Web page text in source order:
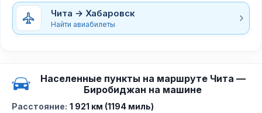
Чита → Хабаровск
Найти авиабилеты
Населенные пункты на маршруте Чита —
Биробиджан на машине
Расстояние: 1 921 км (1194 миль)